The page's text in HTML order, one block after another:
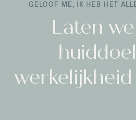
GELOOF ME, IK HEB HET
Laten
werkelijkheid